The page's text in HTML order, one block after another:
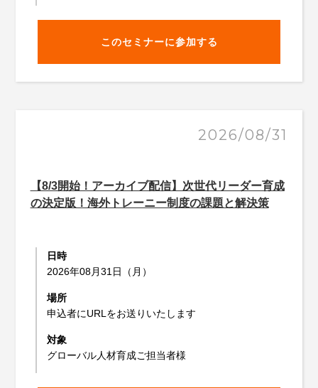
このセミナーに参加する
2026/08/31
【8/3開始！アーカイブ配信】次世代リーダー育成
の決定版！海外トレーニー制度の課題と解決策
日時
2026年08月31日（月）
場所
申込者にURLをお送りいたします
対象
グローバル人材育成ご担当者様